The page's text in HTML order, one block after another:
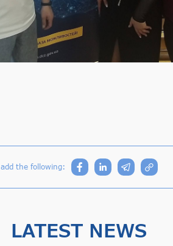
add the following:
LATEST NEWS